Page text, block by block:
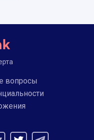
вопросы